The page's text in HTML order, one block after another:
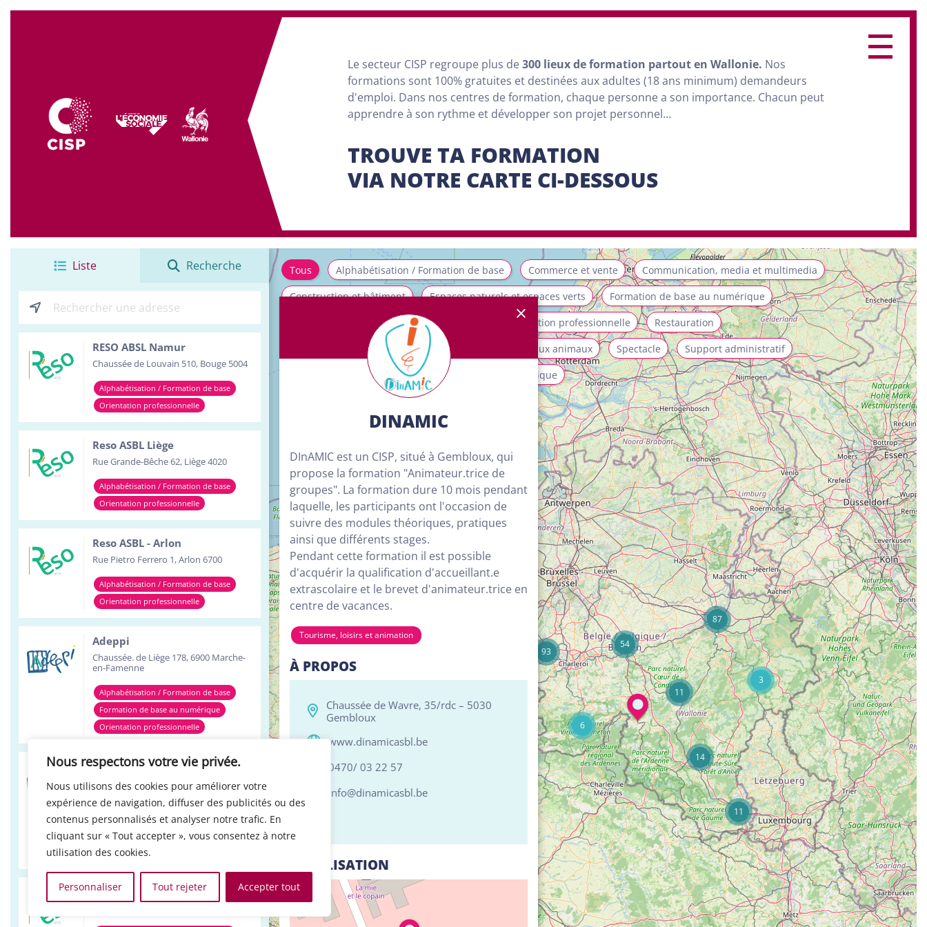
Nous respectons votre vie privée.
Nous utilisons des cookies pour améliorer votre
expérience de navigation, diffuser des publicités ou des
contenus personnalisés et analyser notre trafic. En
cliquant sur « Tout accepter », vous consentez à notre
utilisation des cookies.
Personnaliser Tout rejeter Accepter tout
Le secteur CISP regroupe plus de300 lieux de formation partout en Wallonie. Nos
formations sont 100% gratuites et destinées aux adultes (18 ans minimum) demandeurs
d'emploi. Dans nos centres de formation, chaque personne a son importance. Chacun peut
apprendre à son rythme et développer son projet personnel…
TROUVE TA FORMATION
VIA NOTRE CARTE CI-DESSOUS
Liste Recherche
RESO ABSL Namur
Chaussée de Louvain 510, Bouge 5004
Alphabétisation / Formation de base
Orientation professionnelle
Reso ASBL Liège
Rue Grande-Bêche 62, Liège 4020
Alphabétisation / Formation de base
Orientation professionnelle
Reso ASBL - Arlon
Rue Pietro Ferrero 1, Arlon 6700
Alphabétisation / Formation de base
Orientation professionnelle
Adeppi
Chaussée. de Liège 178, 6900 Marche-
en-Famenne
Alphabétisation / Formation de base
Formation de base au numérique
Orientation professionnelle
Adeppi
Avenue de l'Europe 1A, 7903 Leuze-en-
Hainaut
Alphabétisation / Formation de base
Formation de base au numérique
Orientation professionnelle
Réso ASBL Verviers
Tous Alphabétisation / Formation de base Commerce et vente
Communication, media et multimedia
Construction et bâtiment
Espaces naturels et espaces verts
Formation de base au numérique
Installation et maintenance
Orientation professionnelle
Restauration
Services aux personnes et à la collectivité
Soins aux animaux Spectacle
Support administratif
Tourisme, loisirs et animation
Transport et logistique
3
14
11
6
11
54
93
87
−
DINAMIC
DInAMIC est un CISP, situé à Gembloux, qui
propose la formation "Animateur.trice de
groupes". La formation dure 10 mois pendant
laquelle, les participants ont l'occasion de
suivre des modules théoriques, pratiques
ainsi que différents stages.
Pendant cette formation il est possible
d'acquérir la qualification d'accueillant.e
extrascolaire et le brevet d'animateur.trice en
centre de vacances.
Tourisme, loisirs et animation
À PROPOS
Chaussée de Wavre, 35/rdc – 5030
Gembloux
www.dinamicasbl.be
0470/ 03 22 57
info@dinamicasbl.be
LOCALISATION